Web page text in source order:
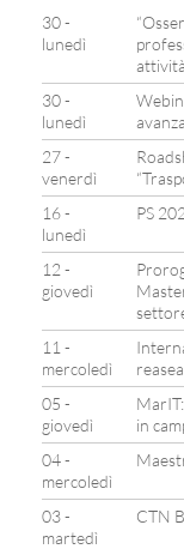
30 -
lunedì
attività
30 -
lunedì
27 -
venerdì
16 -
lunedì
PS
12 -
giovedì
11 -
mercoledì
05 -
giovedì
in
04 -
mercoledì
03 -
martedì
CTN